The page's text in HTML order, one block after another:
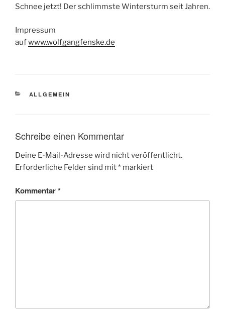
Schnee jetzt! Der schlimmste Wintersturm seit Jahren.
Impressum
aufwww.wolfgangfenske.de
KATEGORIEN
ALLGEMEIN
Schreibe einen Kommentar
Deine E-Mail-Adresse wird nicht veröffentlicht.
Erforderliche Felder sind mit* markiert
Kommentar*